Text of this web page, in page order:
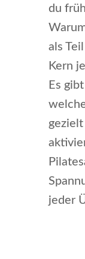
du
als
Kern
Es
jeder